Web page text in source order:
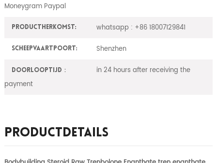
Moneygram Paypal
ProductHerkomst: whatsapp : +86 18007129841
Scheepvaartpoort: Shenzhen
Doorlooptijd：
in 24 hours after receiving the
payment
Productdetails